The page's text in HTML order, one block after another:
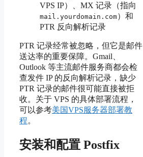
VPS IP）、MX 记录（指向
mail.yourdomain.com）和
PTR 反向解析记录
PTR 记录经常被忽略，但它是邮件
送达率的重要保障。Gmail、
Outlook 等主流邮件服务商都会检
查发件 IP 的反向解析记录，缺少
PTR 记录的邮件很可能直接被拒
收。关于 VPS 的具体部署流程，
可以参考美国VPS服务器部署教
程。
安装和配置 Postfix